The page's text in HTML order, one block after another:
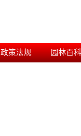
政策法规 园林百科